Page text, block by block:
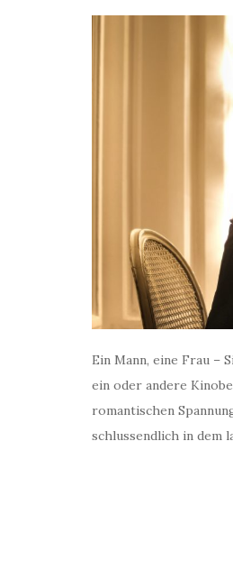
Ein Mann, eine Frau –
ein oder andere
romantischen
schlussendlich in dem